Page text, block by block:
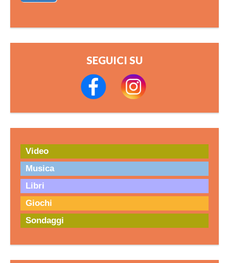
SEGUICI SU
Video
Musica
Libri
Giochi
Sondaggi